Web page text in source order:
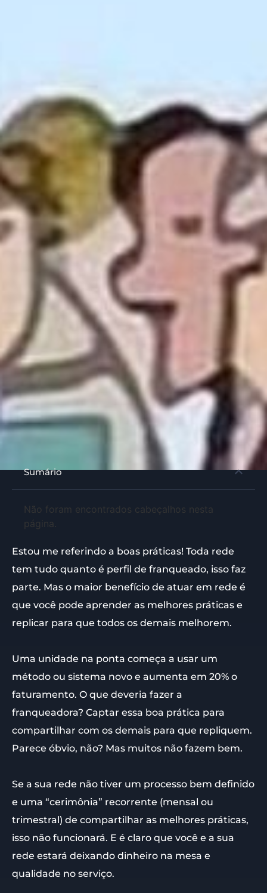
Sumário
Não foram encontrados cabeçalhos nesta
página.
Estou me referindo a boas práticas! Toda rede
tem tudo quanto é perfil de franqueado, isso faz
parte. Mas o maior benefício de atuar em rede é
que você pode aprender as melhores práticas e
replicar para que todos os demais melhorem.
Uma unidade na ponta começa a usar um
método ou sistema novo e aumenta em 20% o
faturamento. O que deveria fazer a
franqueadora? Captar essa boa prática para
compartilhar com os demais para que repliquem.
Parece óbvio, não? Mas muitos não fazem bem.
Se a sua rede não tiver um processo bem definido
e uma “cerimônia” recorrente (mensal ou
trimestral) de compartilhar as melhores práticas,
isso não funcionará. E é claro que você e a sua
rede estará deixando dinheiro na mesa e
qualidade no serviço.